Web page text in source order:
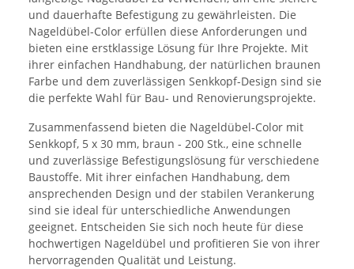
und dauerhafte Befestigung zu gewährleisten. Die
Nageldübel-Color erfüllen diese Anforderungen und
bieten eine erstklassige Lösung für Ihre Projekte. Mit
ihrer einfachen Handhabung, der natürlichen braunen
Farbe und dem zuverlässigen Senkkopf-Design sind sie
die perfekte Wahl für Bau- und Renovierungsprojekte.
Zusammenfassend bieten die Nageldübel-Color mit
Senkkopf, 5 x 30 mm, braun - 200 Stk., eine schnelle
und zuverlässige Befestigungslösung für verschiedene
Baustoffe. Mit ihrer einfachen Handhabung, dem
ansprechenden Design und der stabilen Verankerung
sind sie ideal für unterschiedliche Anwendungen
geeignet. Entscheiden Sie sich noch heute für diese
hochwertigen Nageldübel und profitieren Sie von ihrer
hervorragenden Qualität und Leistung.